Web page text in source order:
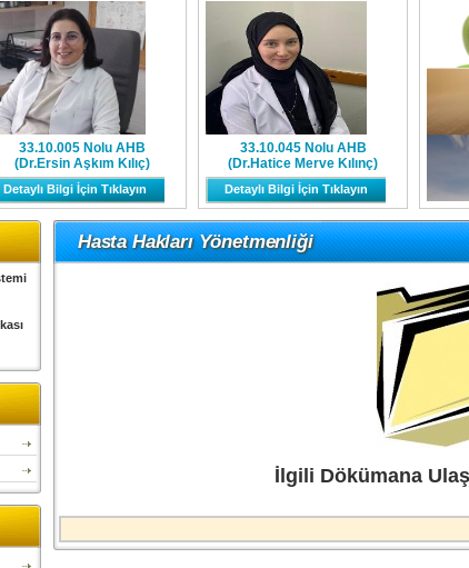
33.10.005 Nolu AHB
(Dr.Ersin Aşkım Kılıç)
Detaylı Bilgi İçin Tıklayın
33.10.045 Nolu AHB
(Dr.Hatice Merve Kılınç)
Detaylı Bilgi İçin Tıklayın
Hasta Hakları Yönetmenliği
İlgili Dökümana